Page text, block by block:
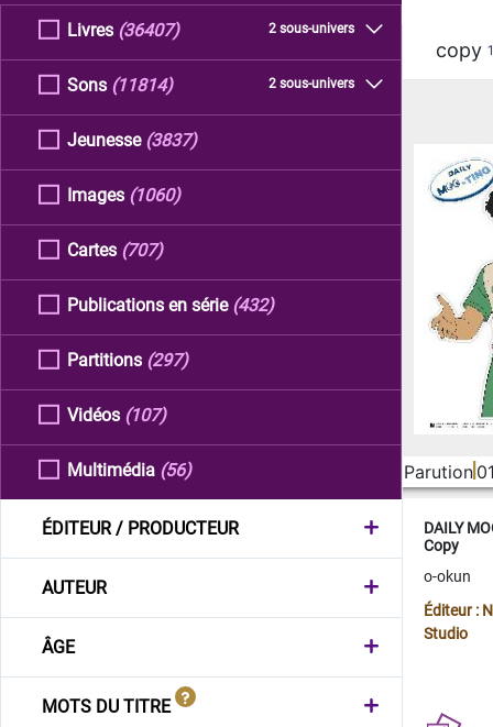
Livres 2 sous-univers
(36407)
Sons 2 sous-univers
(11814)
Jeunesse (3837)
Images (1060)
Cartes (707)
Publications en série (432)
Partitions (297)
Vidéos (107)
Multimédia (56)
ÉDITEUR / PRODUCTEUR
AUTEUR
ÂGE
MOTS DU TITRE
copy
Parution
DAILY
Copy
o-okun
Éditeur :
Studio